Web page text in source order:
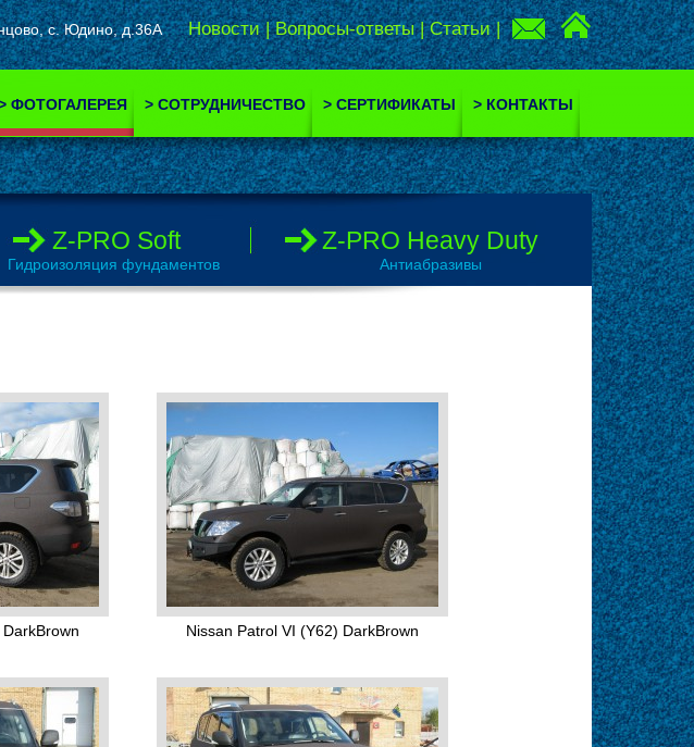
Новости|Вопросы-ответы|Статьи|
с. Юдино, д.36А
ФОТОГАЛЕРЕЯ > СОТРУДНИЧЕСТВО > СЕРТИФИКАТЫ > КОНТАКТЫ
Z-PRO Soft
Гидроизоляция фундаментов
Z-PRO Heavy Duty
Антиабразивы
Nissan Patrol VI (Y62) DarkBrown